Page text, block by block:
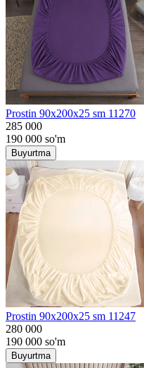
Prostin 90x200x25 sm 11270
285 000
190 000 so'm
Buyurtma
Prostin 90x200x25 sm 11247
280 000
190 000 so'm
Buyurtma